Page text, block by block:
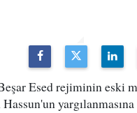
Esed rejiminin eski